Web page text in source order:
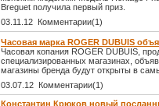
Breguet получила первый приз.
03.11.12 Комментарии(1)
Часовая марка ROGER DUBUIS
Часовая копания ROGER DUBUIS,
специализированных магазинах,
магазины бренда будут открыты в
03.07.12 Комментарии(1)
Константин Крюков новый